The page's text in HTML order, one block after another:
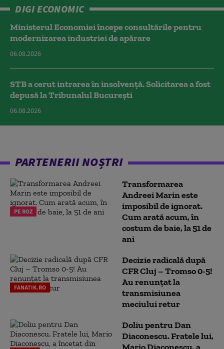
DIGI ECONOMIC
Ministerul Economiei începe consultările pentru
modernizarea industriei de apărare
06.08.2026
STB a cerut intrarea în insolvență. Solicitarea a fost
depusă la Tribunalul București
06.08.2026
PARTENERII NOȘTRI
PE ROZ
Transformarea
Andreei Marin este
imposibil de ignorat.
Cum arată acum, în
costum de baie, la 51 de
ani
FANATIK.RO
Decizie radicală după
CFR Cluj – Tromso 0-5!
Au renunțat la
transmisiunea
meciului retur
Doliu pentru Dan
Diaconescu. Fratele lui,